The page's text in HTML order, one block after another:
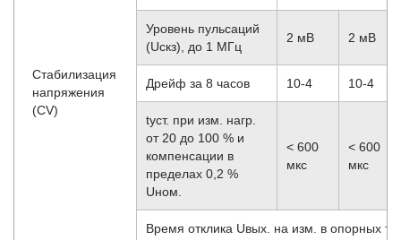
Стабилизация
напряжения
(CV)
Уровень пульсаций
(Uскз), до 1 МГц
2 мВ 2 мВ
Дрейф за 8 часов 10-4 10-4
tуст. при изм. нагр.
от 20 до 100 % и
компенсации в
пределах 0,2 %
Uном.
< 600
мкс
< 600
мкс
Время отклика Uвых. на изм. в опорных